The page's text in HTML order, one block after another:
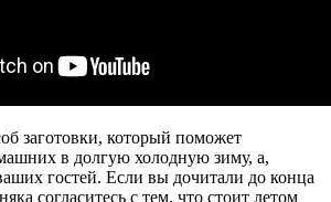
заготовки, который поможет
в долгую холодную зиму, а,
гостей. Если вы дочитали до конца
согласитесь с тем, что стоит летом